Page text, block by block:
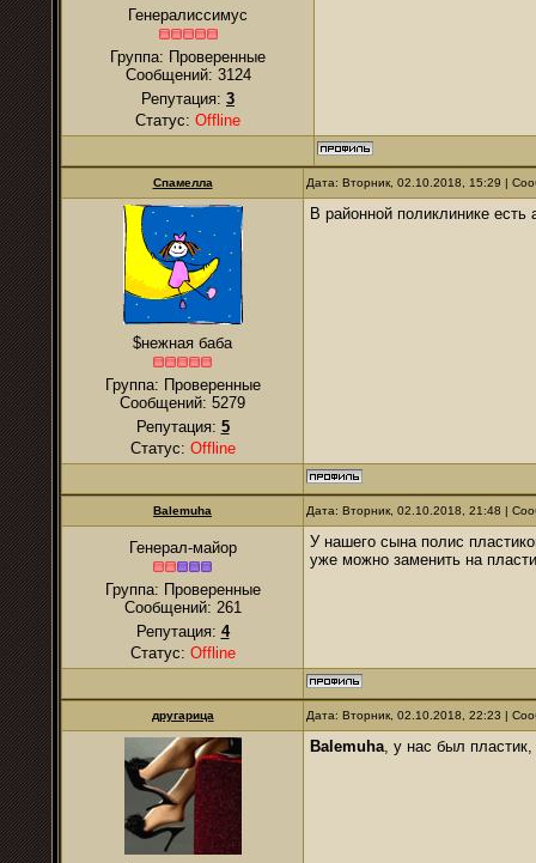
Генералиссимус
Группа: Проверенные
Сообщений: 3124
Репутация: 3
Статус: Offline
Спамелла Дата: Вторник, 02.10.2018, 15:29 |
$нежная баба
Группа: Проверенные
Сообщений: 5279
Репутация: 5
Статус: Offline
В районной поликлинике есть
Balemuha Дата: Вторник, 02.10.2018, 21:48 |
Генерал-майор
Группа: Проверенные
Сообщений: 261
Репутация: 4
Статус: Offline
У нашего сына полис
уже можно заменить на
другарица Дата: Вторник, 02.10.2018, 22:23 |
Balemuha, у нас был